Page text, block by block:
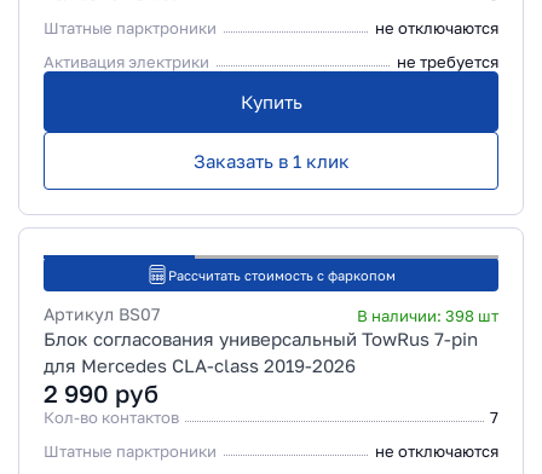
Штатные парктроники
не отключаются
Активация электрики
не требуется
Купить
Заказать в 1 клик
Рассчитать стоимость с фаркопом
Артикул BS07 В наличии: 398 шт
Блок согласования универсальный TowRus 7-pin
для Mercedes CLA-class 2019-2026
2 990 руб
Кол-во контактов
7
Штатные парктроники
не отключаются